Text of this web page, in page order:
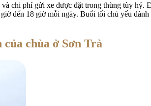
chi phí gửi xe được đặt trong thùng tùy hỷ.
đến 18 giờ mỗi ngày. Buổi tối chủ yếu
chùa ở Sơn Trà